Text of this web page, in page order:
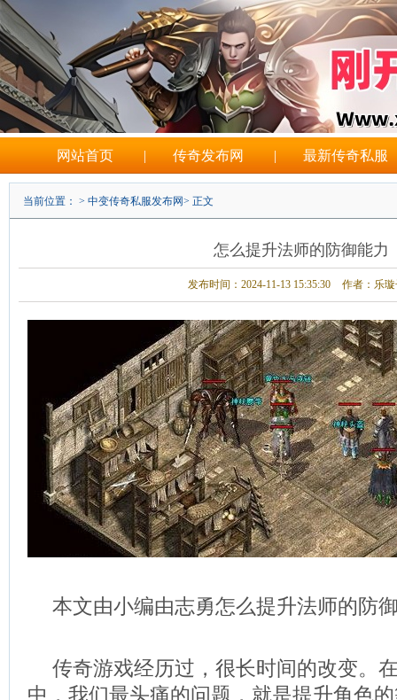
网站首页 | 传奇发布网 | 最新传奇私服
当前位置： > 中变传奇私服发布网> 正文
怎么提升法师的防御能力
发布时间：2024-11-13 15:35:30 作者：乐
本文由小编由志勇怎么提升法师的防
传奇游戏经历过，很长时间的改变。
中，我们最头痛的问题，就是提升角色